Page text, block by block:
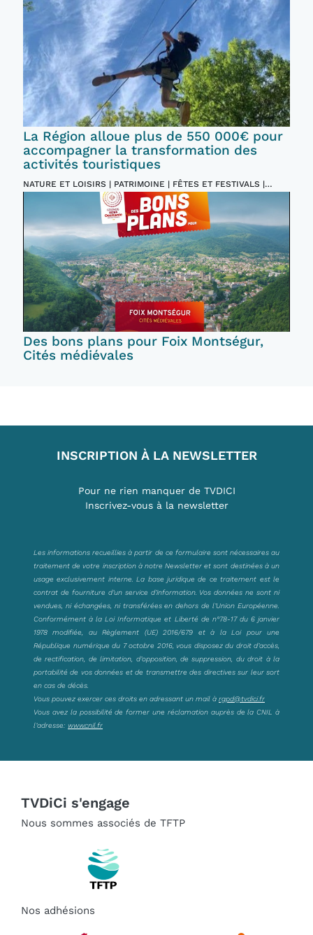
La Région alloue plus de 550 000€ pour
accompagner la transformation des
activités touristiques
NATURE ET LOISIRS | PATRIMOINE | FÊTES ET FESTIVALS |
INCONTOURNABLES
Des bons plans pour Foix Montségur,
Cités médiévales
INSCRIPTION À LA NEWSLETTER
Pour ne rien manquer de TVDICI
Inscrivez-vous à la newsletter
Les informations recueillies à partir de ce formulaire sont nécessaires au
traitement de votre inscription à notre Newsletter et sont destinées à un
usage exclusivement interne. La base juridique de ce traitement est le
contrat de fourniture d’un service d’information. Vos données ne sont ni
vendues, ni échangées, ni transférées en dehors de l’Union Européenne.
Conformément à la Loi Informatique et Liberté de n°78-17 du 6 janvier
1978 modifiée, au Règlement (UE) 2016/679 et à la Loi pour une
République numérique du 7 octobre 2016, vous disposez du droit d’accès,
de rectification, de limitation, d’opposition, de suppression, du droit à la
portabilité de vos données et de transmettre des directives sur leur sort
en cas de décès.
Vous pouvez exercer ces droits en adressant un mail à rgpd@tvdici.fr
Vous avez la possibilité de former une réclamation auprès de la CNIL à
l’adresse: www.cnil.fr
TVDiCi s'engage
Nous sommes associés de TFTP
Nos adhésions